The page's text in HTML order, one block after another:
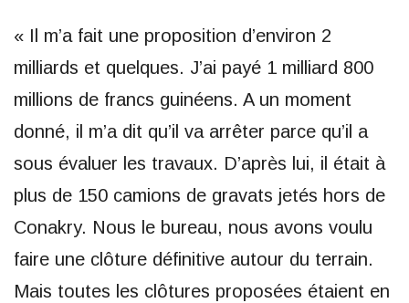
« Il m’a fait une proposition d’environ 2
milliards et quelques. J’ai payé 1 milliard 800
millions de francs guinéens. A un moment
donné, il m’a dit qu’il va arrêter parce qu’il a
sous évaluer les travaux. D’après lui, il était à
plus de 150 camions de gravats jetés hors de
Conakry. Nous le bureau, nous avons voulu
faire une clôture définitive autour du terrain.
Mais toutes les clôtures proposées étaient en